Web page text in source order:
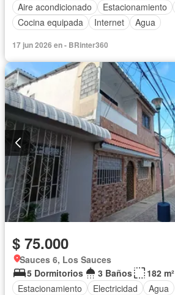
Aire acondicionado
Estacionamiento
Cocina equipada
Internet Agua
17 jun 2026 en - BRinter360
$ 75.000
Sauces 6, Los Sauces
5 Dormitorios
3 Baños
182 m²
Estacionamiento
Electricidad Agua